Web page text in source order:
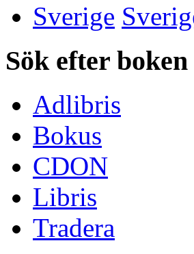
Sverige
Sök efter boken
Adlibris
Bokus
CDON
Libris
Tradera